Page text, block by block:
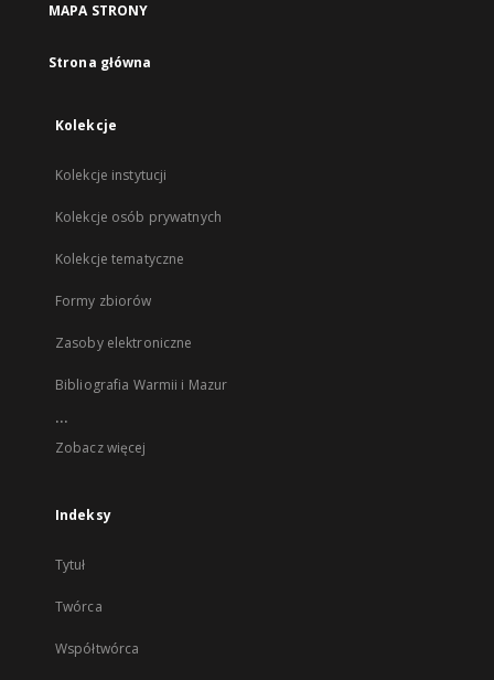
MAPA STRONY
Strona główna
Kolekcje
Kolekcje instytucji
Kolekcje osób prywatnych
Kolekcje tematyczne
Formy zbiorów
Zasoby elektroniczne
Bibliografia Warmii i Mazur
...
Zobacz więcej
Indeksy
Tytuł
Twórca
Współtwórca